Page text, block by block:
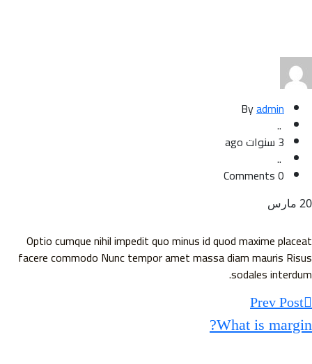
Byadmin
Optio cumque nihil impedit quo minus id quod maxime
facere commodo Nunc tempor amet massa diam mauris
sodales
Prev Post
What is